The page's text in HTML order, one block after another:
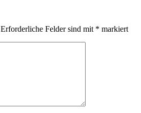
Erforderliche Felder sind mit * markiert